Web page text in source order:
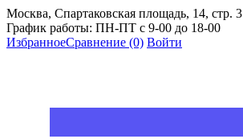
Москва, Спартаковская площадь, 14, стр. 3
График работы: ПН-ПТ с 9-00 до 18-00
ИзбранноеСравнение (0) Войти